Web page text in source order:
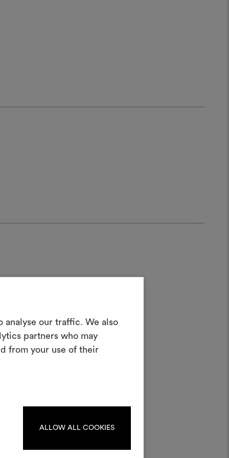
analyse our traffic. We also
partners who may
from your use of their
ALLOW ALL COOKIES
pour donner vie à vos idées et